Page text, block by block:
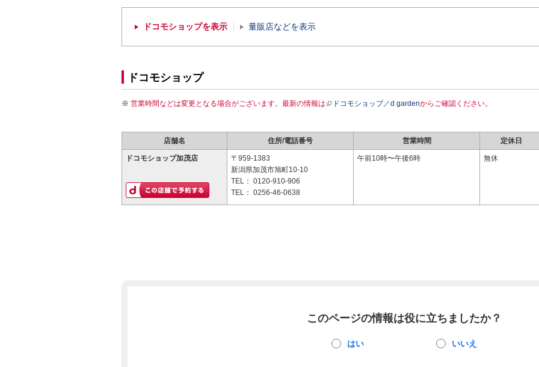
ドコモショップを表示 量販店などを表示
ドコモショップ
営業時間などは変更となる場合がございます。最新の情報は ドコモショップ／d gardenからご確認ください。
店舗名 住所/電話番号 営業時間 定休日
ドコモショップ加茂店
〒959-1383
新潟県加茂市旭町10-10
TEL： 0120-910-906
TEL： 0256-46-0638
午前10時〜午後6時 無休
このページの情報は役に立ちましたか？
はい いいえ